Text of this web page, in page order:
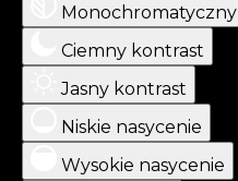
Monochromatyczny
Ciemny kontrast
Jasny kontrast
Niskie nasycenie
Wysokie nasycenie